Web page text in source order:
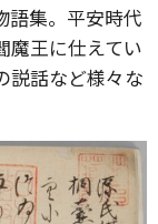
語集。平安時代
魔王に仕えてい
説話など様々な